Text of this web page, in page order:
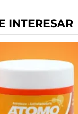
INTERESAR